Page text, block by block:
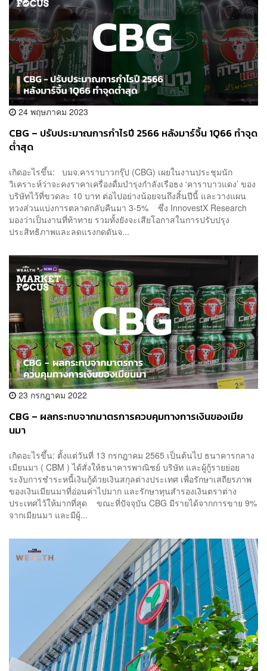
24 พฤษภาคม 2023
CBG – ปรับประมาณการกำไรปี 2566 หลังมาร์จิ้น 1Q66 ทำจุด
ต่ำสุด
เกิดอะไรขึ้น: บมจ.คาราบาวกรุ๊ป (CBG) เผยในงานประชุมนัก
วิเคราะห์ว่าจะคงราคาเครื่องดื่มบำรุงกำลังเรือธง ‘คาราบาวแดง’ ของ
บริษัทไว้ที่ขวดละ 10 บาท ต่อไปอย่างน้อยจนถึงสิ้นปีนี้ และวางแผน
ทวงส่วนแบ่งการตลาดกลับคืนมา 3-5% ซึ่ง InnovestX Research
มองว่าเป็นงานที่ท้าทาย รวมทั้งยังจะเสียโอกาสในการปรับปรุง
ประสิทธิภาพและลดแรงกดดันจ...
23 กรกฎาคม 2022
CBG – ผลกระทบจากมาตรการควบคุมทางการเงินของเมีย
นมา
เกิดอะไรขึ้น: ตั้งแต่วันที่ 13 กรกฎาคม 2565 เป็นต้นไป ธนาคารกลาง
เมียนมา ( CBM ) ได้สั่งให้ธนาคารพาณิชย์ บริษัท และผู้กู้รายย่อย
ระงับการชำระหนี้เงินกู้ด้วยเงินสกุลต่างประเทศ เพื่อรักษาเสถียรภาพ
ของเงินเมียนมาที่อ่อนค่าไปมาก และรักษาทุนสำรองเงินตราต่าง
ประเทศไว้ให้มากที่สุด ขณะที่ปัจจุบัน CBG มีรายได้จากการขาย 9%
จากเมียนมา และมีผู้...